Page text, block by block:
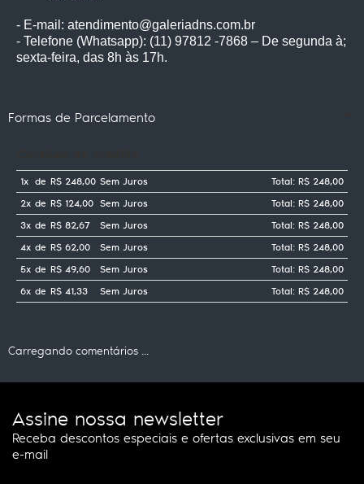
- E-mail: atendimento@galeriadns.com.br
- Telefone (Whatsapp): (11) 97812 -7868 – De segunda à;
sexta-feira, das 8h às 17h.
Formas de Parcelamento
1x de R$ 248,00 Sem Juros
Total: R$ 248,00
2x de R$ 124,00 Sem Juros
Total: R$ 248,00
3x de R$ 82,67 Sem Juros
Total: R$ 248,00
4x de R$ 62,00 Sem Juros
Total: R$ 248,00
5x de R$ 49,60 Sem Juros
Total: R$ 248,00
6x de R$ 41,33 Sem Juros Total: R$ 248,00
Carregando comentários ...
Assine nossa newsletter
Receba descontos especiais e ofertas exclusivas em seu
e-mail